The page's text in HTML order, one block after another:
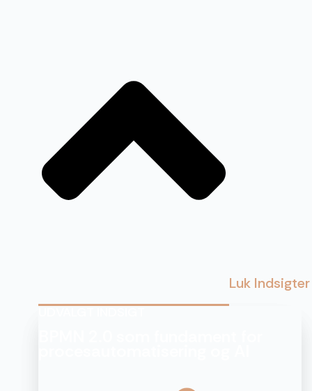
Luk Indsigter